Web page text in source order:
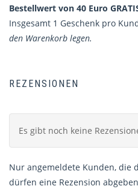
Bestellwert von 40 Euro
Insgesamt 1 Geschenk pro
den Warenkorb legen.
REZENSIONEN
Es gibt noch keine
Nur angemeldete Kunden, die
dürfen eine Rezension